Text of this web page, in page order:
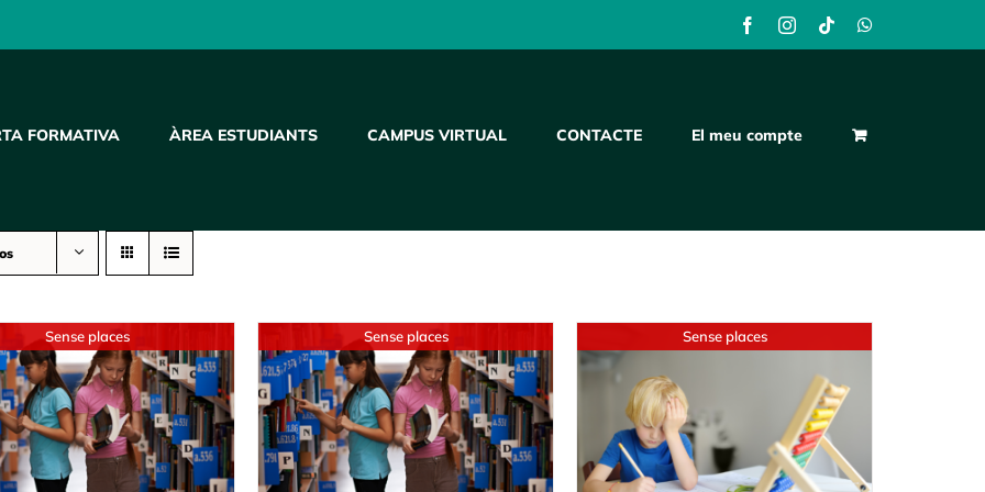
FacebookInstagram
TiktokWhatsApp
FORMATIVA ÀREA ESTUDIANTS CAMPUS VIRTUAL CONTACTE El meu compte
Sense places Sense places Sense places